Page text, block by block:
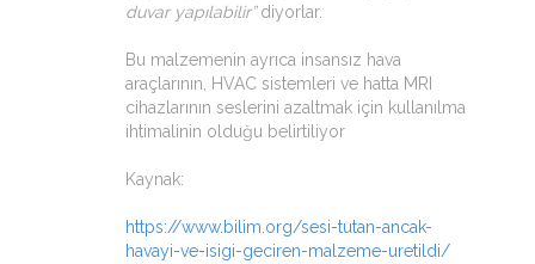
duvar yapılabilir”diyorlar.
Bu malzemenin ayrıca insansız hava
araçlarının, HVAC sistemleri ve hatta MRI
cihazlarının seslerini azaltmak için kullanılma
ihtimalinin olduğu belirtiliyor
Kaynak:
https://www.bilim.org/sesi-tutan-ancak-
havayi-ve-isigi-geciren-malzeme-uretildi/